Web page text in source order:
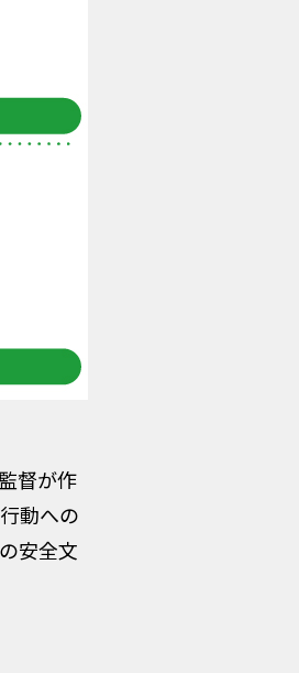
督が作
動への
安全文